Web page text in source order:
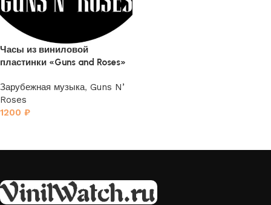
Часы из виниловой
пластинки «Guns and Roses»
Зарубежная музыка, Guns N’
Roses
1200 ₽